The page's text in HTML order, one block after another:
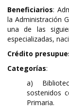
Beneficiarios:
la Administración
una de las
especializadas,
Crédito
Categorías:
a)
sostenidos
Primaria.